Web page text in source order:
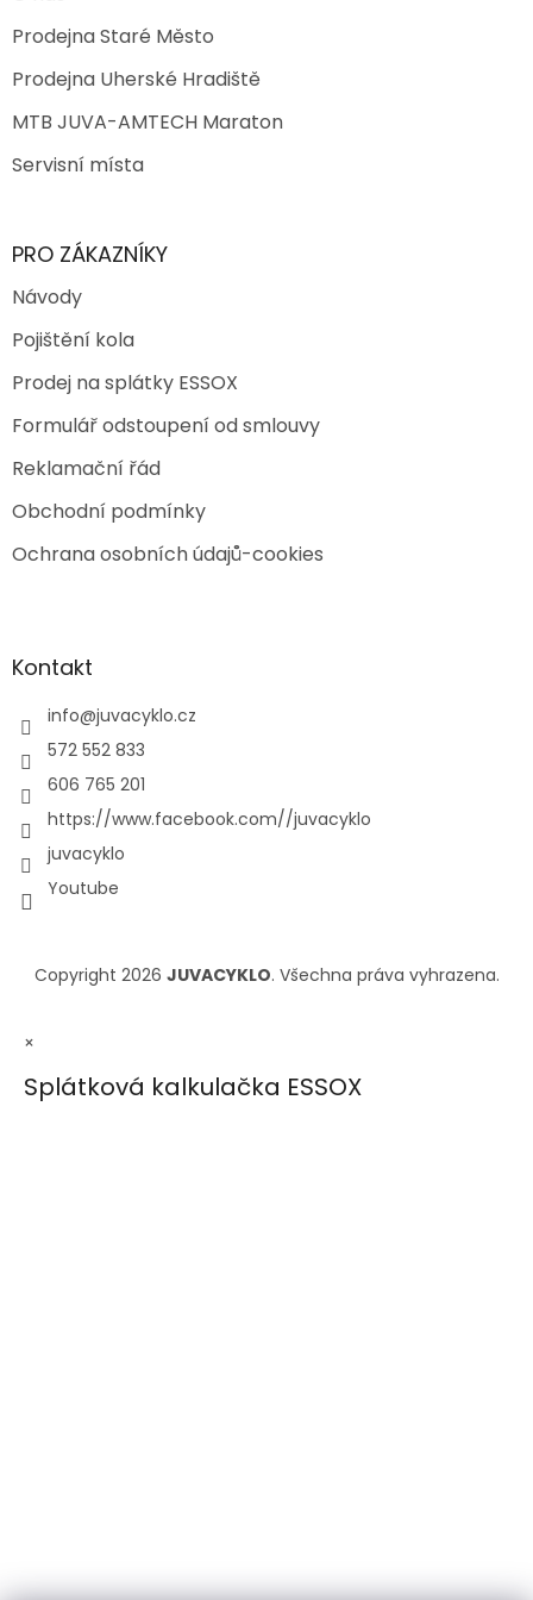
Prodejna Staré Město
Prodejna Uherské Hradiště
MTB JUVA-AMTECH Maraton
Servisní místa
PRO ZÁKAZNÍKY
Návody
Pojištění kola
Prodej na splátky ESSOX
Formulář odstoupení od smlouvy
Reklamační řád
Obchodní podmínky
Ochrana osobních údajů-cookies
Kontakt
info@juvacyklo.cz
572 552 833
606 765 201
https://www.facebook.com//juvacyklo
juvacyklo
Youtube
Copyright 2026 JUVACYKLO. Všechna práva vyhrazena.
×
Splátková kalkulačka ESSOX